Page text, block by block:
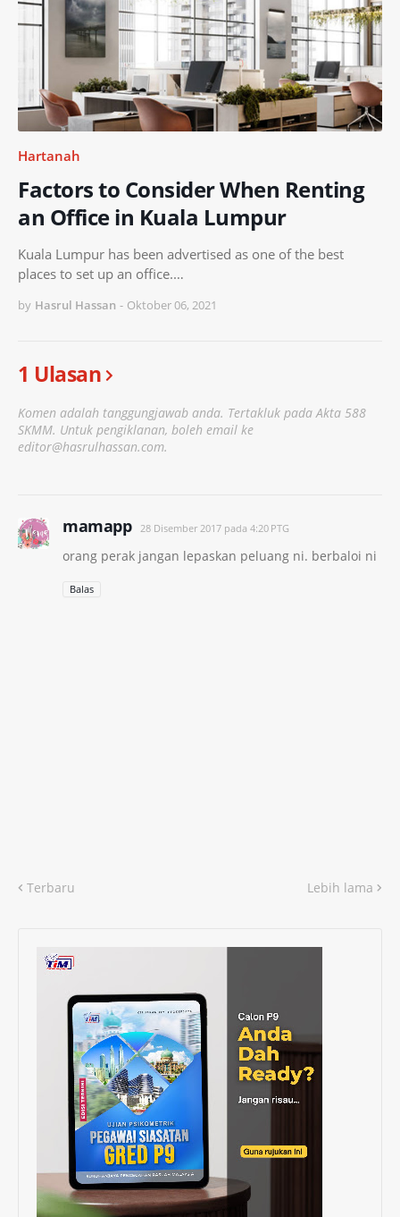
Hartanah
Factors to Consider When Renting
an Office in Kuala Lumpur
Kuala Lumpur has been advertised as one of the best
places to set up an office.…
by Hasrul Hassan - Oktober 06, 2021
1 Ulasan
Komen adalah tanggungjawab anda. Tertakluk pada Akta 588
SKMM. Untuk pengiklanan, boleh email ke
editor@hasrulhassan.com.
mamapp 28 Disember 2017 pada 4:20 PTG
orang perak jangan lepaskan peluang ni. berbaloi ni
Balas
Terbaru Lebih lama